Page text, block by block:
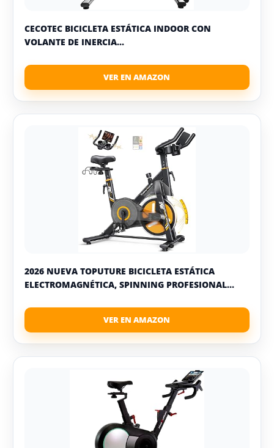
CECOTEC BICICLETA ESTÁTICA INDOOR CON
VOLANTE DE INERCIA...
2026 NUEVA TOPUTURE BICICLETA ESTÁTICA
ELECTROMAGNÉTICA, SPINNING PROFESIONAL...